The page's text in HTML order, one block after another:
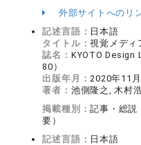
外部サイトへのリ
記述言語： 日本語
タイトル：視覚メディ
誌名： KYOTO Design
80）
出版年月：2020年11月
著者： 池側隆之, 木村
掲載種別：記事・総説
要）
記述言語： 日本語